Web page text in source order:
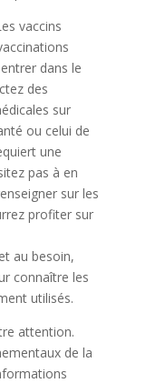
vaccins
dans le
des
sur
ou celui de
une
pas à en
sur les
profiter sur
au besoin,
connaître les
utilisés.
attention.
de la